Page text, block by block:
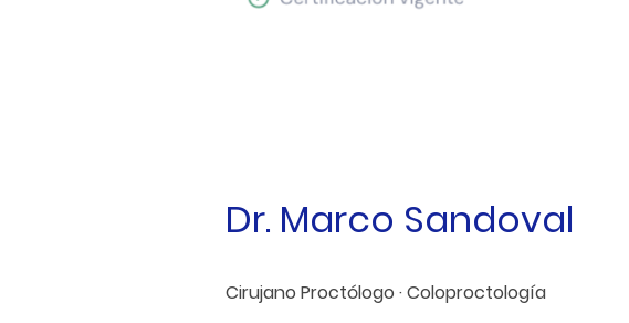
Dr. Marco Sandoval
Cirujano Proctólogo · Coloproctología